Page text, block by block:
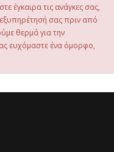
έγκαιρα τις ανάγκες σας,
σας πριν από
θερμά για την
ευχόμαστε ένα όμορφο,